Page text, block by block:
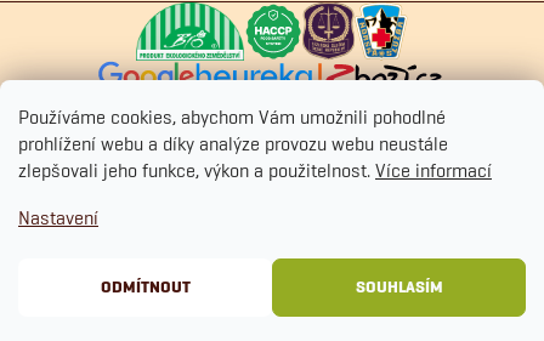
Používáme cookies, abychom Vám umožnili pohodlné
prohlížení webu a díky analýze provozu webu neustále
zlepšovali jeho funkce, výkon a použitelnost. Více informací
Nastavení
ODMÍTNOUT SOUHLASÍM
5 4.9 /5 4.9
Obchodní podmínkyCookies